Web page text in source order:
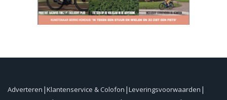
Adverteren Klantenservice & Colofon Leveringsvoorwaarden